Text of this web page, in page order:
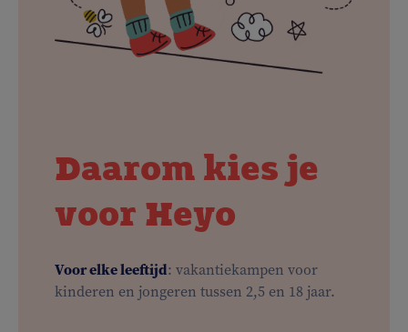
Daarom kies je
voor Heyo
Voor elke leeftijd: vakantiekampen voor
kinderen en jongeren tussen 2,5 en 18 jaar.